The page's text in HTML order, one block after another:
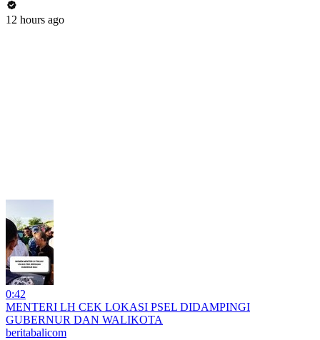
12 hours ago
0:42
MENTERI LH CEK LOKASI PSEL DIDAMPINGI
GUBERNUR DAN WALIKOTA
beritabalicom